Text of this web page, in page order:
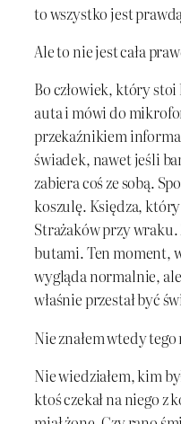
to wszystko jest
Ale to nie jest cała
Bo człowiek, który
auta i mówi do
przekaźnikiem
świadek, nawet jeśli
zabiera coś ze sobą.
koszulę. Księdza,
Strażaków przy
butami. Ten moment,
wygląda normalnie,
właśnie przestał być
Nie znałem wtedy
Nie wiedziałem, kim
ktoś czekał na niego z